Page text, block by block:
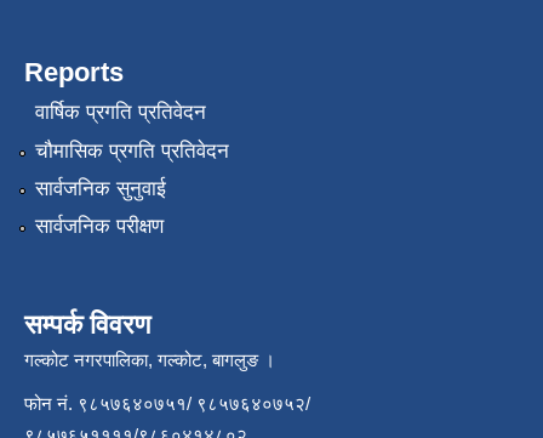
Reports
वार्षिक प्रगति प्रतिवेदन
चौमासिक प्रगति प्रतिवेदन
सार्वजनिक सुनुवाई
सार्वजनिक परीक्षण
सम्पर्क विवरण
गल्कोट नगरपालिका, गल्कोट, बागलुङ ।
फोन नं. ९८५७६४०७५१/ ९८५७६४०७५२/